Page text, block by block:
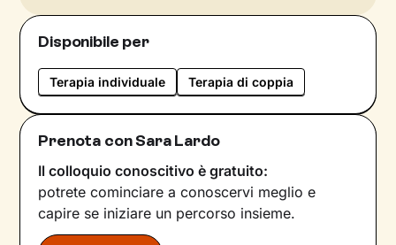
Disponibile per
Terapia individuale Terapia di coppia
Prenota con Sara Lardo
Il colloquio conoscitivo è gratuito:
potrete cominciare a conoscervi meglio e
capire se iniziare un percorso insieme.